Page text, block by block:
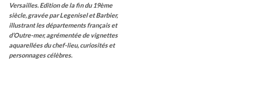
Versailles. Edition de la fin du 19ème
siècle, gravée par Legenisel et Barbier,
illustrant les départements français et
d’Outre-mer, agrémentée de vignettes
aquarellées du chef-lieu, curiosités et
personnages célèbres.